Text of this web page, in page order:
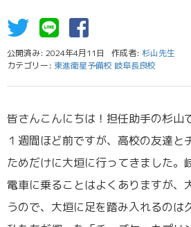
公開済み: 2024年4月11日 作成者: 杉山先生
カテゴリー: 東進衛星予備校 岐阜長良校
皆さんこんにちは！担任助手の杉山
１週間ほど前ですが、高校の友達と
ためだけに大垣に行ってきました。
電車に乗ることはよくありますが、
うので、大垣に足を踏み入れるのは